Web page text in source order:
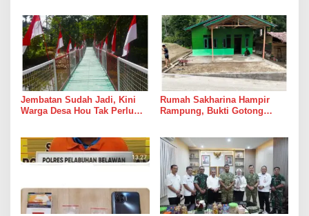
Jembatan Sudah Jadi, Kini
Warga Desa Hou Tak Perlu
Rumah Sakharina Hampir
Rampung, Bukti Gotong